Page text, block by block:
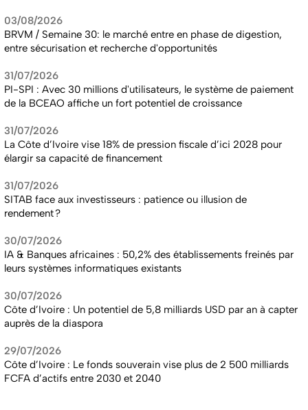
03/08/2026
BRVM / Semaine 30: le marché entre en phase de digestion,
entre sécurisation et recherche d'opportunités
31/07/2026
PI-SPI : Avec 30 millions d'utilisateurs, le système de paiement
de la BCEAO affiche un fort potentiel de croissance
31/07/2026
La Côte d’Ivoire vise 18% de pression fiscale d’ici 2028 pour
élargir sa capacité de financement
31/07/2026
SITAB face aux investisseurs : patience ou illusion de
rendement ?
30/07/2026
IA & Banques africaines : 50,2% des établissements freinés par
leurs systèmes informatiques existants
30/07/2026
Côte d’Ivoire : Un potentiel de 5,8 milliards USD par an à capter
auprès de la diaspora
29/07/2026
Côte d’Ivoire : Le fonds souverain vise plus de 2 500 milliards
FCFA d’actifs entre 2030 et 2040